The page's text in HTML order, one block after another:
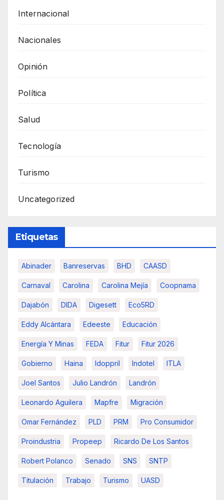
Internacional
Nacionales
Opinión
Política
Salud
Tecnología
Turismo
Uncategorized
Etiquetas
Abinader Banreservas BHD CAASD
Carnaval Carolina Carolina Mejía Coopnama
Dajabón DIDA Digesett Eco5RD
Eddy Alcántara Edeeste Educación
Energía Y Minas FEDA Fitur Fitur 2026
Gobierno Haina Idoppril Indotel ITLA
Joel Santos Julio Landrón Landrón
Leonardo Aguilera Mapfre Migración
Omar Fernández PLD PRM Pro Consumidor
Proindustria Propeep Ricardo De Los Santos
Robert Polanco Senado SNS SNTP
Titulación Trabajo Turismo UASD